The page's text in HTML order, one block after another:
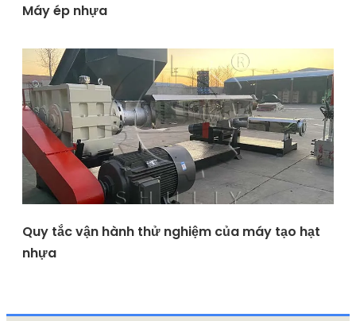
Máy ép nhựa
Quy tắc vận hành thử nghiệm của máy tạo hạt
nhựa